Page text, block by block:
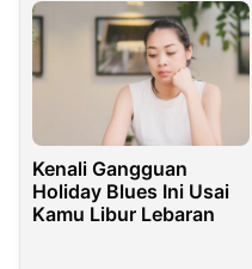
Kenali Gangguan
Holiday Blues Ini Usai
Kamu Libur Lebaran